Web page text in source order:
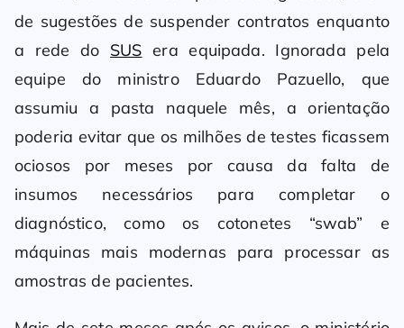
de sugestões de suspender contratos enquanto
a rede do SUS era equipada. Ignorada pela
equipe do ministro Eduardo Pazuello, que
assumiu a pasta naquele mês, a orientação
poderia evitar que os milhões de testes ficassem
ociosos por meses por causa da falta de
insumos necessários para completar o
diagnóstico, como os cotonetes “swab” e
máquinas mais modernas para processar as
amostras de pacientes.